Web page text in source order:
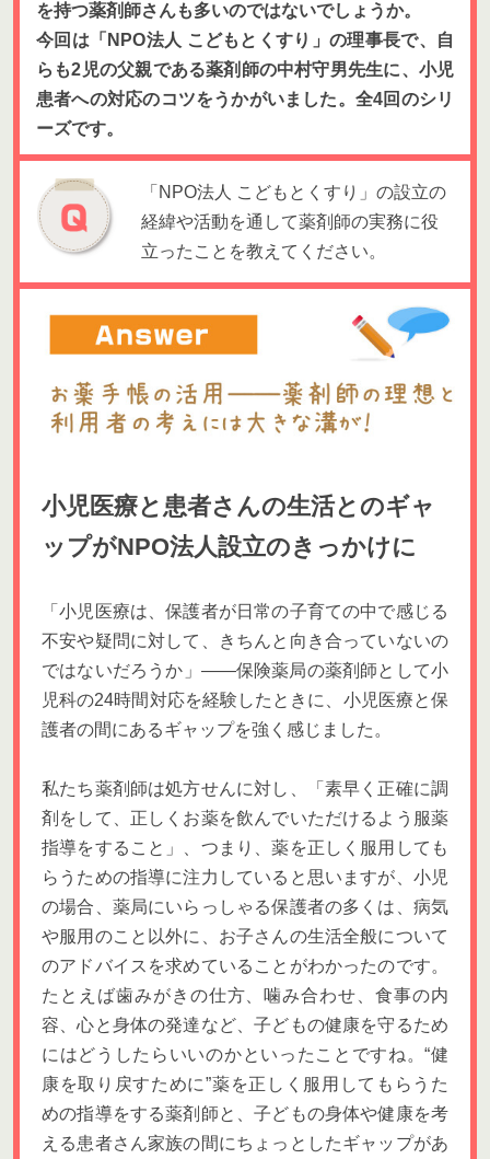
を持つ薬剤師さんも多いのではないでしょうか。
今回は「NPO法人 こどもとくすり」の理事長で、自
らも2児の父親である薬剤師の中村守男先生に、小児
患者への対応のコツをうかがいました。全4回のシリ
ーズです。
「NPO法人 こどもとくすり」の設立の
経緯や活動を通して薬剤師の実務に役
立ったことを教えてください。
小児医療と患者さんの生活とのギャ
ップがNPO法人設立のきっかけに
「小児医療は、保護者が日常の子育ての中で感じる
不安や疑問に対して、きちんと向き合っていないの
ではないだろうか」――保険薬局の薬剤師として小
児科の24時間対応を経験したときに、小児医療と保
護者の間にあるギャップを強く感じました。
私たち薬剤師は処方せんに対し、「素早く正確に調
剤をして、正しくお薬を飲んでいただけるよう服薬
指導をすること」、つまり、薬を正しく服用しても
らうための指導に注力していると思いますが、小児
の場合、薬局にいらっしゃる保護者の多くは、病気
や服用のこと以外に、お子さんの生活全般について
のアドバイスを求めていることがわかったのです。
たとえば歯みがきの仕方、噛み合わせ、食事の内
容、心と身体の発達など、子どもの健康を守るため
にはどうしたらいいのかといったことですね。“健
康を取り戻すために”薬を正しく服用してもらうた
めの指導をする薬剤師と、子どもの身体や健康を考
える患者さん家族の間にちょっとしたギャップがあ